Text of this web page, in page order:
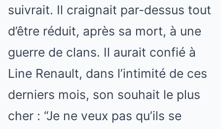
suivrait. Il craignait par-dessus tout
d’être réduit, après sa mort, à une
guerre de clans. Il aurait confié à
Line Renault, dans l’intimité de ces
derniers mois, son souhait le plus
cher : “Je ne veux pas qu’ils se